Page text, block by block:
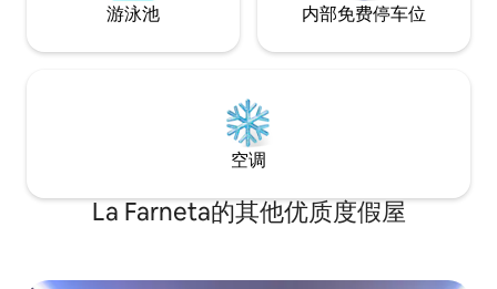
游泳池 内部免费停车位
空调
La Farneta的其他优质度假屋